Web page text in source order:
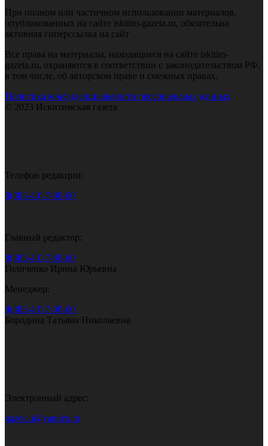
При полном или частичном использовании материалов,
опубликованных на сайте iskitim-gazeta.ru, обязательна
активная гиперссылка на сайт
Все права на материалы, находящиеся на сайте iskitim-
gazeta.ru, охраняются в соответствии с законодательством РФ,
в том числе, об авторском праве и смежных правах.
Политика конфиденциальности персональных данных
© 2023 Искитимская газета
Телефон редакции:
8(383-43) 7-90-60
Главный редактор:
8(383-43) 7-90-60
Голиченко Ирина Юрьевна
Менеджер:
8(383-43) 7-90-60
Бородина Татьяна Николаевна
Электронный адрес:
gazeta.i@yandex.ru